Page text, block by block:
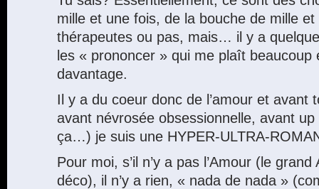
mille et une fois, de la bouche de mille
thérapeutes ou pas, mais… il y a
les « prononcer » qui me plaît beaucoup
davantage.
Il y a du coeur donc de l’amour et avant
avant névrosée obsessionnelle, avant
ça…) je suis une HYPER-ULTRA-
Pour moi, s’il n’y a pas l’Amour (le grand
déco), il n’y a rien, « nada de nada »